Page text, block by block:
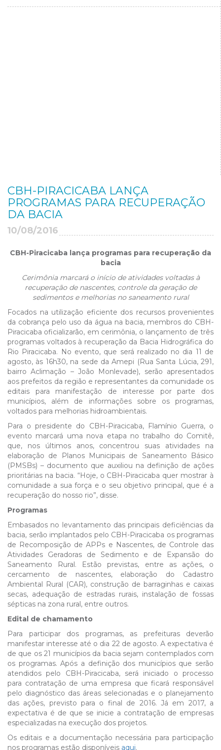
CBH-PIRACICABA LANÇA
PROGRAMAS PARA RECUPERAÇÃO
DA BACIA
10/08/2016
CBH-Piracicaba lança programas para recuperação da
bacia
Cerimônia marcará o início de atividades voltadas à
recuperação de nascentes, controle da geração de
sedimentos e melhorias no saneamento rural
Focados na utilização eficiente dos recursos provenientes
da cobrança pelo uso da água na bacia, membros do CBH-
Piracicaba oficializarão, em cerimônia, o lançamento de três
programas voltados à recuperação da Bacia Hidrográfica do
Rio Piracicaba. No evento, que será realizado no dia 11 de
agosto, às 16h30, na sede da Amepi (Rua Santa Lúcia, 291,
bairro Aclimação – João Monlevade), serão apresentados
aos prefeitos da região e representantes da comunidade os
editais para manifestação de interesse por parte dos
municípios, além de informações sobre os programas,
voltados para melhorias hidroambientais.
Para o presidente do CBH-Piracicaba, Flamínio Guerra, o
evento marcará uma nova etapa no trabalho do Comitê,
que, nos últimos anos, concentrou suas atividades na
elaboração de Planos Municipais de Saneamento Básico
(PMSBs) – documento que auxiliou na definição de ações
prioritárias na bacia. “Hoje, o CBH-Piracicaba quer mostrar à
comunidade a sua força e o seu objetivo principal, que é a
recuperação do nosso rio”, disse.
Programas
Embasados no levantamento das principais deficiências da
bacia, serão implantados pelo CBH-Piracicaba os programas
de Recomposição de APPs e Nascentes, de Controle das
Atividades Geradoras de Sedimento e de Expansão do
Saneamento Rural. Estão previstas, entre as ações, o
cercamento de nascentes, elaboração do Cadastro
Ambiental Rural (CAR), construção de barraginhas e caixas
secas, adequação de estradas rurais, instalação de fossas
sépticas na zona rural, entre outros.
Edital de chamamento
Para participar dos programas, as prefeituras deverão
manifestar interesse até o dia 22 de agosto. A expectativa é
de que os 21 municípios da bacia sejam contemplados com
os programas. Após a definição dos municípios que serão
atendidos pelo CBH-Piracicaba, será iniciado o processo
para contratação de uma empresa que ficará responsável
pelo diagnóstico das áreas selecionadas e o planejamento
das ações, previsto para o final de 2016. Já em 2017, a
expectativa é de que se inicie a contratação de empresas
especializadas na execução dos projetos.
Os editais e a documentação necessária para participação
nos programas estão disponíveis aqui.